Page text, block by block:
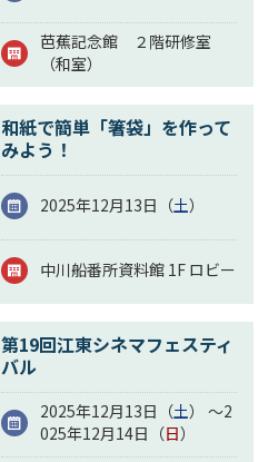
芭蕉記念館 ２階研修室
（和室）
和紙で簡単「箸袋」を作って
みよう！
2025年12月13日（土）
中川船番所資料館 1F ロビー
第19回江東シネマフェスティ
バル
2025年12月13日（土） ～2
025年12月14日（日）